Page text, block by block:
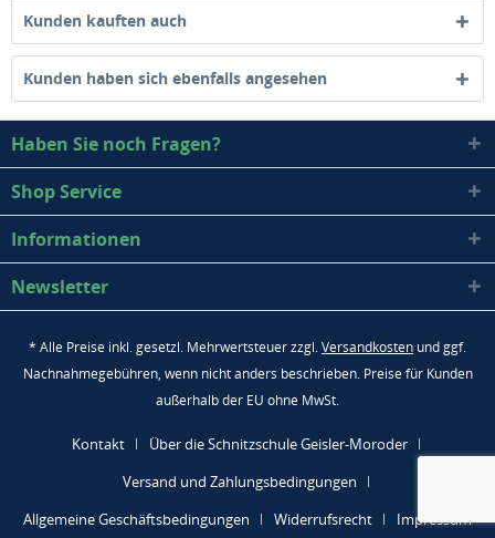
Kunden kauften auch
Kunden haben sich ebenfalls angesehen
Haben Sie noch Fragen?
Shop Service
Informationen
Newsletter
* Alle Preise inkl. gesetzl. Mehrwertsteuer zzgl.Versandkosten und ggf.
Nachnahmegebühren, wenn nicht anders beschrieben. Preise für Kunden
außerhalb der EU ohne MwSt.
Kontakt
Über die Schnitzschule Geisler-Moroder
Versand und Zahlungsbedingungen
Allgemeine Geschäftsbedingungen
Widerrufsrecht Impressum